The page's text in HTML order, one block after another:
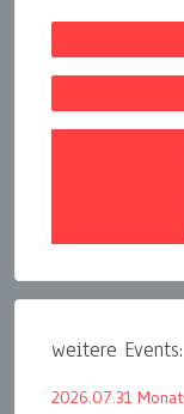
weitere Events:
2026.07.31